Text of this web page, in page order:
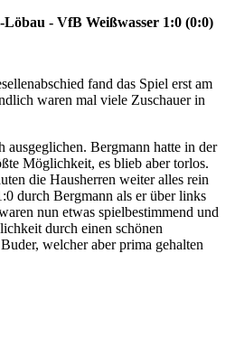
- VfB Weißwasser 1:0 (0:0)
fand das Spiel erst am
waren mal viele Zuschauer in
ausgeglichen. Bergmann hatte in der
Möglichkeit, es blieb aber torlos.
die Hausherren weiter alles rein
durch Bergmann als er über links
nun etwas spielbestimmend und
durch einen schönen
welcher aber prima gehalten